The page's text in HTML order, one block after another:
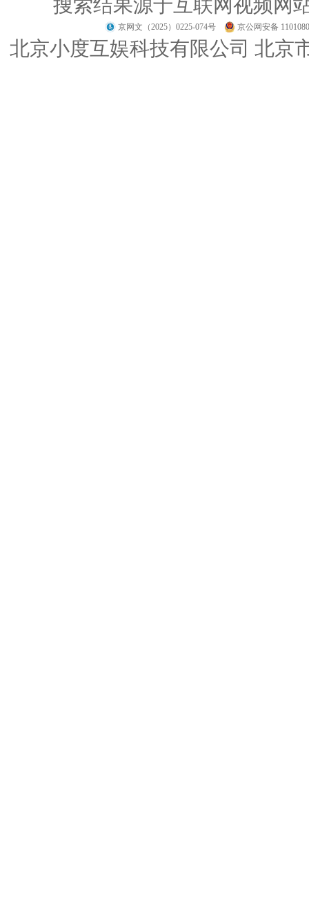
搜索结果源于互联网视频网
京网文（2025）0225-074号 京公网安备
北京小度互娱科技有限公司 北京